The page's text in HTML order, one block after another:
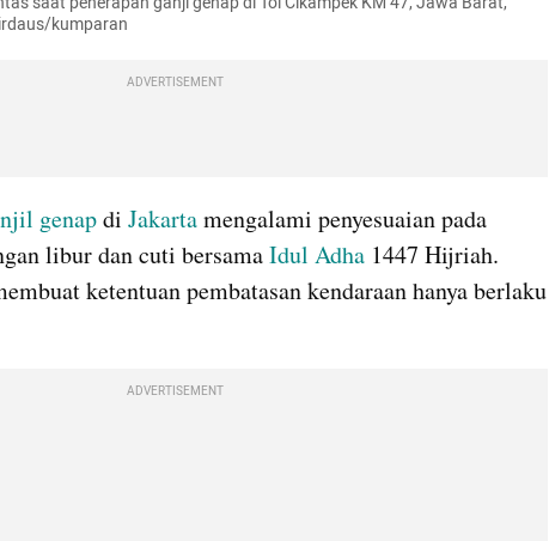
kumparan
ADVERTISEMENT
genap di Jakarta mengalami penyesuaian pada
libur dan cuti bersama Idul Adha 1447 Hijriah.
ketentuan pembatasan kendaraan hanya berlaku
ADVERTISEMENT